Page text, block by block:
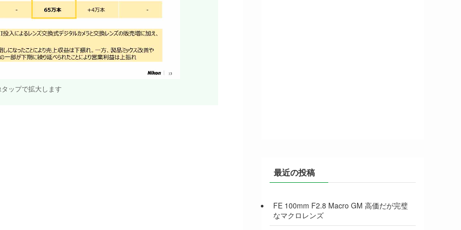
ップで拡大します
最近の投稿
FE 100mm F2.8 Macro GM 高価だが完璧
なマクロレンズ